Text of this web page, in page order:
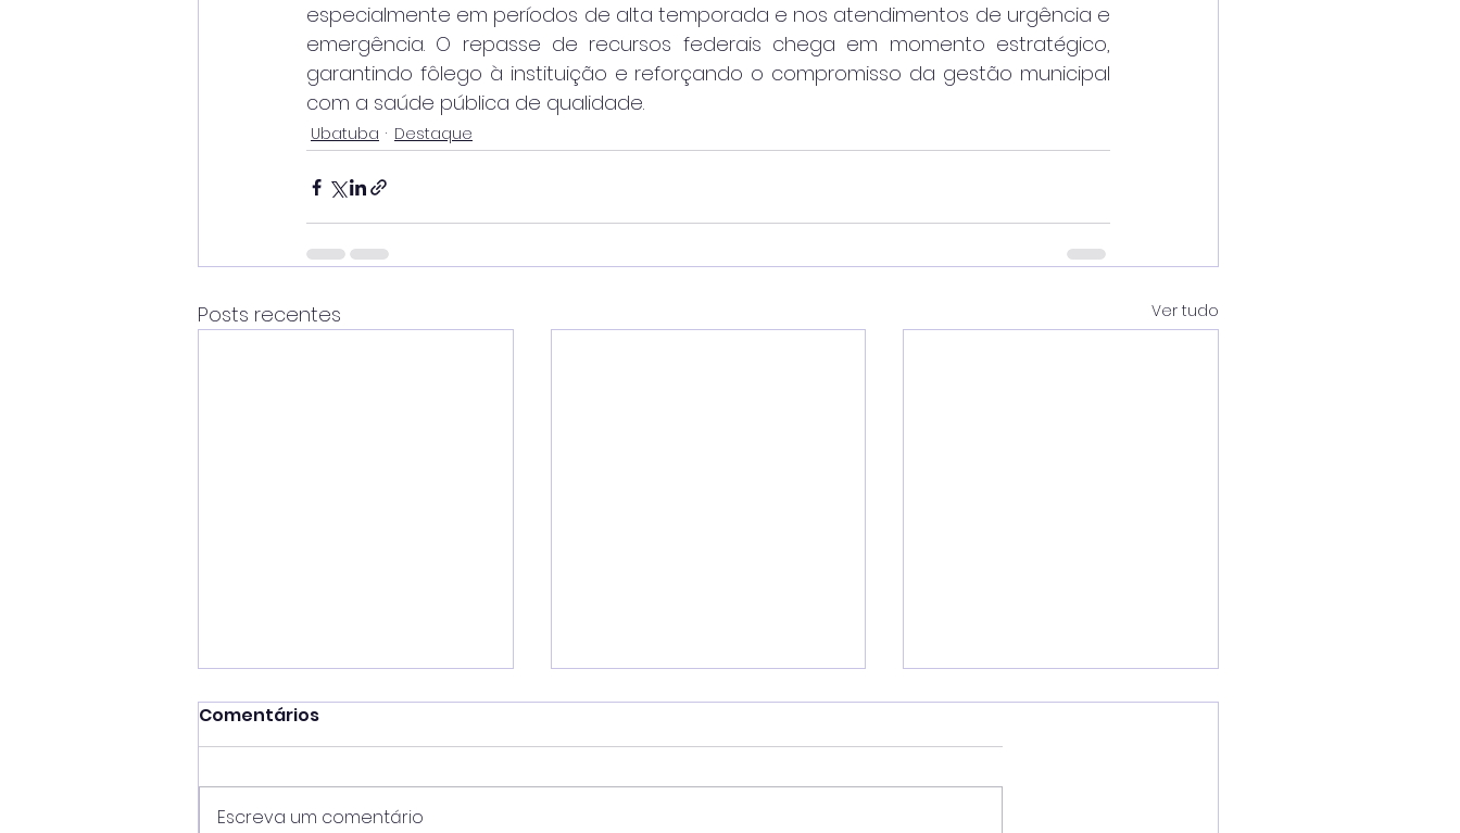
especialmente em períodos de alta temporada e nos atendimentos de urgência e
emergência. O repasse de recursos federais chega em momento estratégico,
garantindo fôlego à instituição e reforçando o compromisso da gestão municipal
com a saúde pública de qualidade.
Ubatuba Destaque
Posts recentes Ver tudo
Comentários
Escreva um comentário